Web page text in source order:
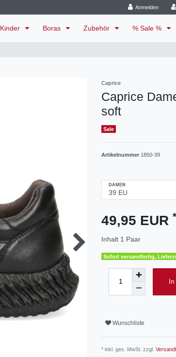
Anmelden
Kinder Boras Zubehör % Sale %
Caprice
Caprice
soft
Sale
Artikelnummer 1850-39
DAMEN
49,95 EUR *
Inhalt 1 Paar
Sofort versandfertig,
Wunschliste
* inkl. ges. MwSt. zzgl.